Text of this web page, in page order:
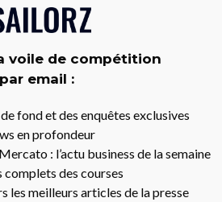
voile de compétition
email :
fond et des enquêtes exclusives
en profondeur
: l’actu business de la semaine
complets des courses
les meilleurs articles de la presse